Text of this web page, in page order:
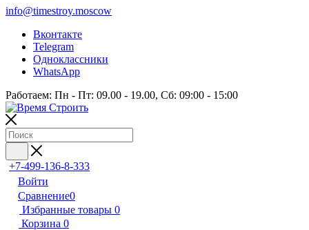
info@timestroy.moscow
Вконтакте
Telegram
Одноклассники
WhatsApp
Работаем: Пн - Пт: 09.00 - 19.00, Сб: 09:00 - 15:00
+7-499-136-8-333
Войти
Сравнение0
Избранные товары 0
Корзина 0